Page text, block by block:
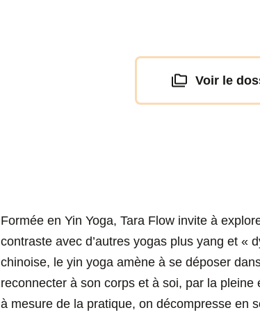
Voir le
Formée en Yin Yoga, Tara Flow invite à
contraste avec d’autres yogas plus yang et «
chinoise, le yin yoga amène à se déposer
reconnecter à son corps et à soi, par la
à mesure de la pratique, on décompresse en